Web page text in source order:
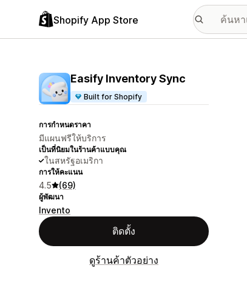
Shopify App Store
Easify Inventory Sync
Built for Shopify
การกำหนดราคา
มีแผนฟรีให้บริการ
เป็นที่นิยมในร้านค้าแบบคุณ
ในสหรัฐอเมริกา
การให้คะแนน
4.5 (69)
ผู้พัฒนา
Invento
ติดตั้ง
ดูร้านค้าตัวอย่าง